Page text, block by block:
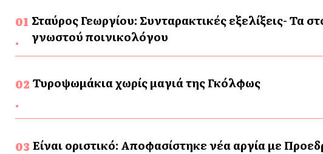
Σταύρος Γεωργίου: Συνταρακτικές εξελίξεις- Τα
γνωστού ποινικολόγου
Τυροψωμάκια χωρίς μαγιά της Γκόλφως
Είναι οριστικό: Αποφασίστηκε νέα αργία με